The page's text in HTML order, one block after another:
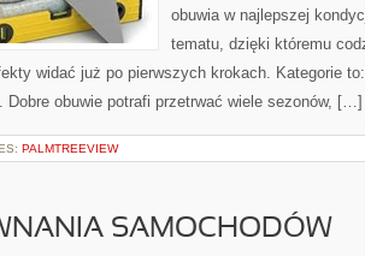
obuwia w najlepszej
tematu, dzięki któremu
widać już po pierwszych krokach. Kategorie
Dobre obuwie potrafi przetrwać wiele sezonów, […]
PALMTREEVIEW
SAMOCHODÓW